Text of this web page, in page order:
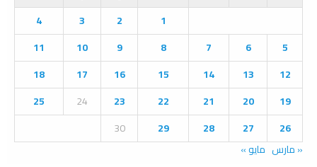
o
R
C
H
1
2
3
4
5
6
7
8
9
10
11
12
13
14
15
16
17
18
19
20
21
22
23
24
25
26
27
28
29
30
« مارس مايو »